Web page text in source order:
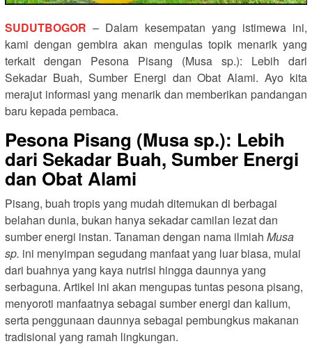
SUDUTBOGOR – Dalam kesempatan yang istimewa ini,
kami dengan gembira akan mengulas topik menarik yang
terkait dengan Pesona Pisang (Musa sp.): Lebih dari
Sekadar Buah, Sumber Energi dan Obat Alami. Ayo kita
merajut informasi yang menarik dan memberikan pandangan
baru kepada pembaca.
Pesona Pisang (Musa sp.): Lebih
dari Sekadar Buah, Sumber Energi
dan Obat Alami
Pisang, buah tropis yang mudah ditemukan di berbagai
belahan dunia, bukan hanya sekadar camilan lezat dan
sumber energi instan. Tanaman dengan nama ilmiah Musa
sp. ini menyimpan segudang manfaat yang luar biasa, mulai
dari buahnya yang kaya nutrisi hingga daunnya yang
serbaguna. Artikel ini akan mengupas tuntas pesona pisang,
menyoroti manfaatnya sebagai sumber energi dan kalium,
serta penggunaan daunnya sebagai pembungkus makanan
tradisional yang ramah lingkungan.